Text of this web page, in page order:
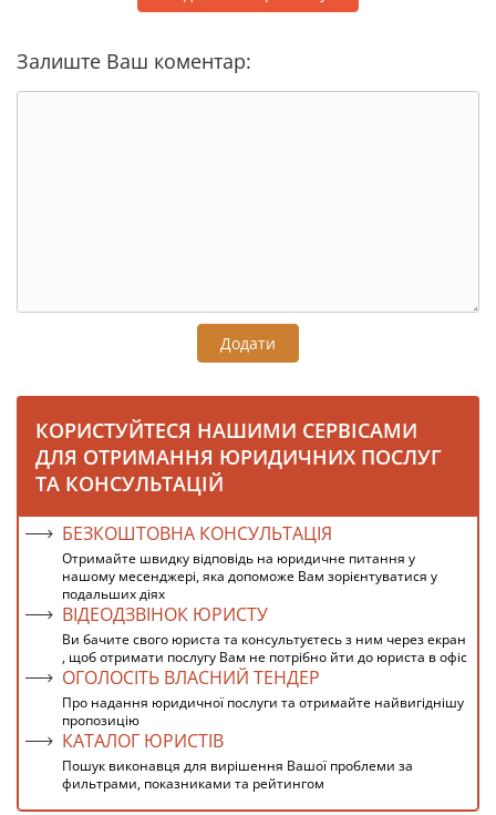
Залиште Ваш коментар:
Додати
КОРИСТУЙТЕСЯ НАШИМИ СЕРВІСАМИ
ДЛЯ ОТРИМАННЯ ЮРИДИЧНИХ ПОСЛУГ
ТА КОНСУЛЬТАЦІЙ
БЕЗКОШТОВНА КОНСУЛЬТАЦІЯ
Отримайте швидку відповідь на юридичне питання у
нашому месенджері, яка допоможе Вам зорієнтуватися у
подальших діях
ВІДЕОДЗВІНОК ЮРИСТУ
Ви бачите свого юриста та консультуєтесь з ним через екран
, щоб отримати послугу Вам не потрібно йти до юриста в офіс
ОГОЛОСІТЬ ВЛАСНИЙ ТЕНДЕР
Про надання юридичної послуги та отримайте найвигіднішу
пропозицію
КАТАЛОГ ЮРИСТІВ
Пошук виконавця для вирішення Вашої проблеми за
фильтрами, показниками та рейтингом